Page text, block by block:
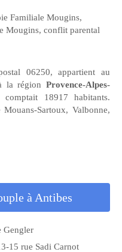
Familiale Mougins,
Mougins, conflit parental
06250, appartient au
la régionProvence-Alpes-
18917 habitants.
Sartoux, Valbonne,
à Antibes
Gengler
15 rue Sadi Carnot